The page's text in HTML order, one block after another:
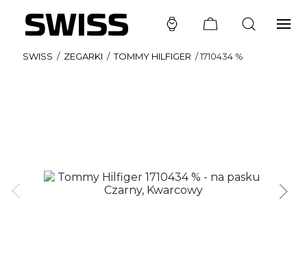
SWISS / ZEGARKI / TOMMY HILFIGER /1710434 %